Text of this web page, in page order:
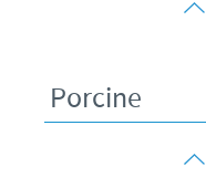
Porcine